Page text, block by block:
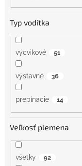
Typ vodítka
výcvikové 51
výstavné 36
prepínacie 14
Veľkosť plemena
všetky 92